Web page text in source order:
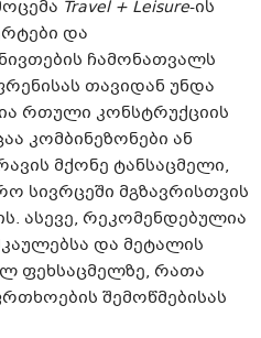
Travel + Leisure-ის
და
ჩამონათვალს
თავიდან უნდა
რთული კონსტრუქციის
კომბინეზონები ან
მქონე ტანსაცმელი,
სივრცეში მგზავრისთვის
ასევე, რეკომენდებულია
და მეტალის
ფეხსაცმელზე, რათა
შემოწმებისას